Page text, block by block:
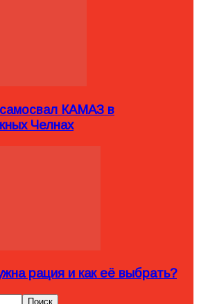
КАМАЗ в
Челнах
рация и как её выбрать?